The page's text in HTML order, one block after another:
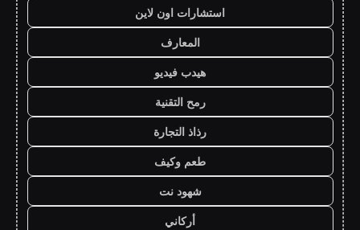
استشارات اون لاين
المعارف
هيدب فيديو
رمح التقنية
رذاذ التجارة
طعم وكيف
شهود نت
أركاني